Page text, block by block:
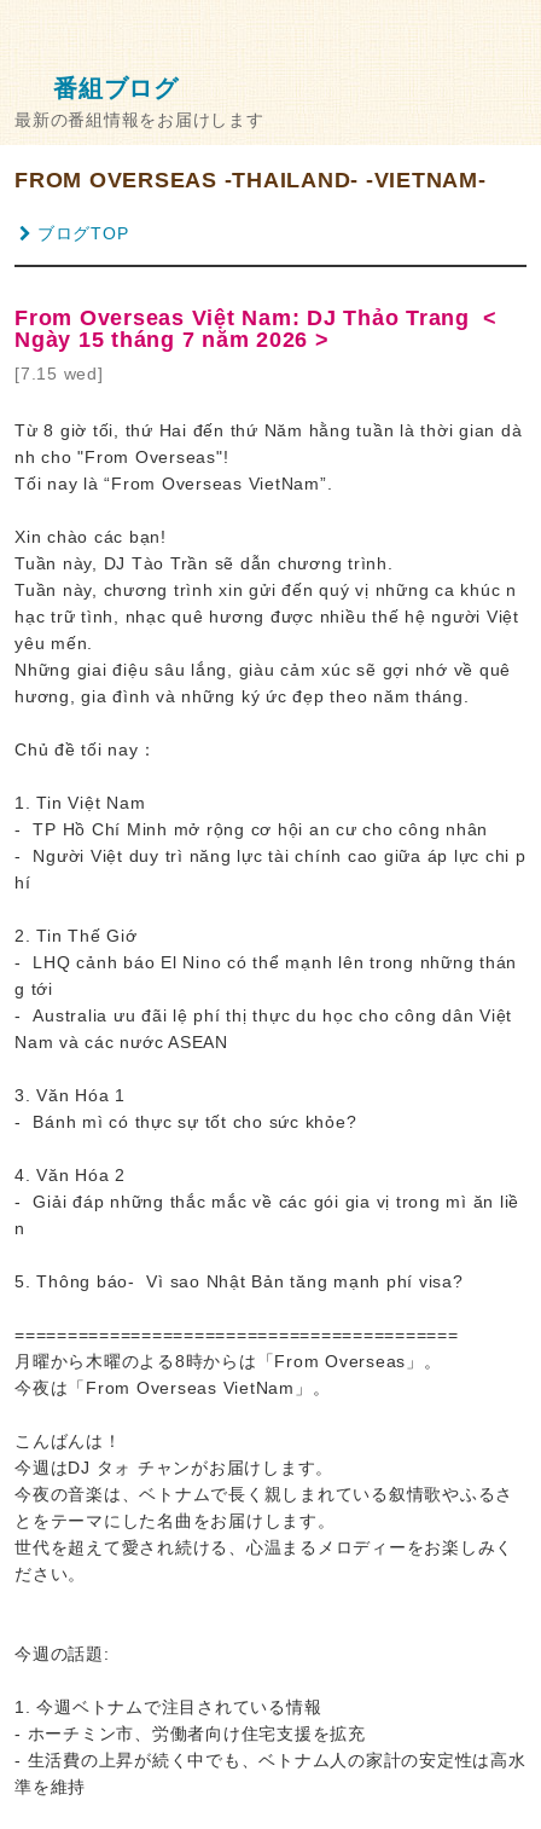
番組ブログ
最新の番組情報をお届けします
FROM OVERSEAS -THAILAND- -VIETNAM-
ブログTOP
From Overseas Việt Nam: DJ Thảo Trang <
Ngày 15 tháng 7 năm 2026 >
[7.15 wed]
Từ 8 giờ tối, thứ Hai đến thứ Năm hằng tuần là thời gian dà
nh cho "From Overseas"!
Tối nay là “From Overseas VietNam”.
Xin chào các bạn!
Tuần này, DJ Tào Trần sẽ dẫn chương trình.
Tuần này, chương trình xin gửi đến quý vị những ca khúc n
hạc trữ tình, nhạc quê hương được nhiều thế hệ người Việt
yêu mến.
Những giai điệu sâu lắng, giàu cảm xúc sẽ gợi nhớ về quê
hương, gia đình và những ký ức đẹp theo năm tháng.
Chủ đề tối nay：
1. Tin Việt Nam
- TP Hồ Chí Minh mở rộng cơ hội an cư cho công nhân
- Người Việt duy trì năng lực tài chính cao giữa áp lực chi p
hí
2. Tin Thế Giớ
- LHQ cảnh báo El Nino có thể mạnh lên trong những thán
g tới
- Australia ưu đãi lệ phí thị thực du học cho công dân Việt
Nam và các nước ASEAN
3. Văn Hóa 1
- Bánh mì có thực sự tốt cho sức khỏe?
4. Văn Hóa 2
- Giải đáp những thắc mắc về các gói gia vị trong mì ăn liề
n
5. Thông báo- Vì sao Nhật Bản tăng mạnh phí visa?
==========================================
月曜から木曜のよる8時からは「From Overseas」。
今夜は「From Overseas VietNam」。
こんばんは！
今週はDJ タォ チャンがお届けします。
今夜の音楽は、ベトナムで長く親しまれている叙情歌やふるさ
とをテーマにした名曲をお届けします。
世代を超えて愛され続ける、心温まるメロディーをお楽しみく
ださい。
今週の話題:
1. 今週ベトナムで注目されている情報
- ホーチミン市、労働者向け住宅支援を拡充
- 生活費の上昇が続く中でも、ベトナム人の家計の安定性は高水
準を維持